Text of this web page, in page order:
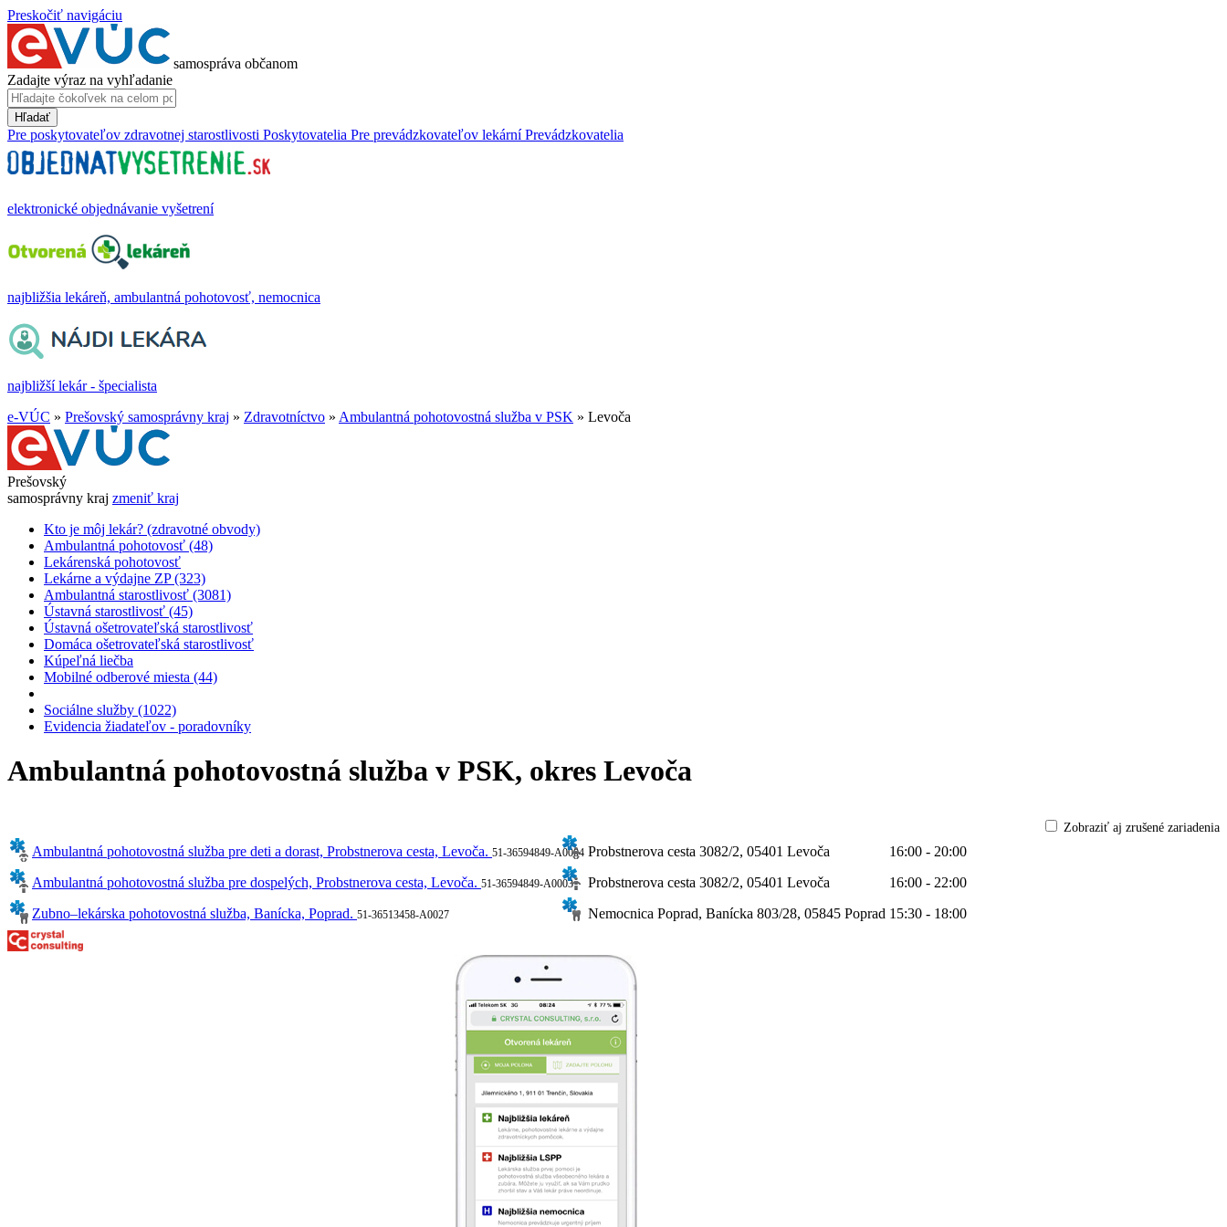
Preskočiť navigáciu
samospráva občanom
Zadajte výraz na vyhľadanie
Hľadať
Pre poskytovateľov zdravotnej starostlivosti Poskytovatelia Pre prevádzkovateľov lekární Prevádzkovatelia
elektronické objednávanie vyšetrení
najbližšia lekáreň, ambulantná pohotovosť, nemocnica
najbližší lekár - špecialista
e-VÚC » Prešovský samosprávny kraj » Zdravotníctvo » Ambulantná pohotovostná služba v PSK » Levoča
Prešovský
samosprávny kraj zmeniť kraj
Kto je môj lekár? (zdravotné obvody)
Ambulantná pohotovosť (48)
Lekárenská pohotovosť
Lekárne a výdajne ZP (323)
Ambulantná starostlivosť (3081)
Ústavná starostlivosť (45)
Ústavná ošetrovateľská starostlivosť
Domáca ošetrovateľská starostlivosť
Kúpeľná liečba
Mobilné odberové miesta (44)
Sociálne služby (1022)
Evidencia žiadateľov - poradovníky
Ambulantná pohotovostná služba v PSK, okres Levoča
Zobraziť aj zrušené zariadenia
Ambulantná pohotovostná služba pre deti a dorast, Probstnerova cesta, Levoča. 51-36594849-A0004 Probstnerova cesta 3082/2, 05401 Levoča
16:00 - 20:00
Ambulantná pohotovostná služba pre dospelých, Probstnerova cesta, Levoča. 51-36594849-A0003 Probstnerova cesta 3082/2, 05401 Levoča
16:00 - 22:00
Zubno–lekárska pohotovostná služba, Banícka, Poprad. 51-36513458-A0027 Nemocnica Poprad, Banícka 803/28, 05845 Poprad 15:30 - 18:00